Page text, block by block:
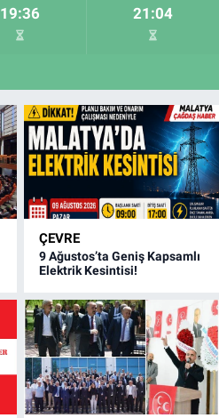
19:36 21:04
ÇEVRE
9 Ağustos’ta Geniş Kapsamlı
Elektrik Kesintisi!